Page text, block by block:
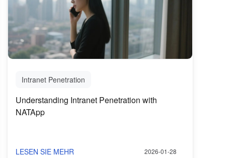
Intranet Penetration
Understanding Intranet Penetration with
NATApp
LESEN SIE MEHR 2026-01-28